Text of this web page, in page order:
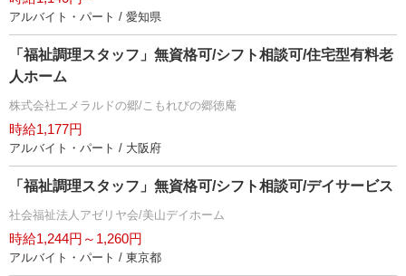
アルバイト・パート / 愛知県
「福祉調理スタッフ」無資格可/シフト相談可/住宅型有料老
人ホーム
株式会社エメラルドの郷/こもれびの郷徳庵
時給1,177円
アルバイト・パート / 大阪府
「福祉調理スタッフ」無資格可/シフト相談可/デイサービス
社会福祉法人アゼリヤ会/美山デイホーム
時給1,244円～1,260円
アルバイト・パート / 東京都